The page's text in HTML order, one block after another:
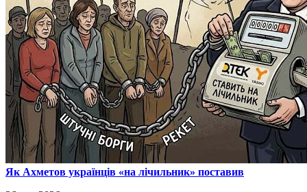
​Як Ахметов українців «на лічильник» поставив